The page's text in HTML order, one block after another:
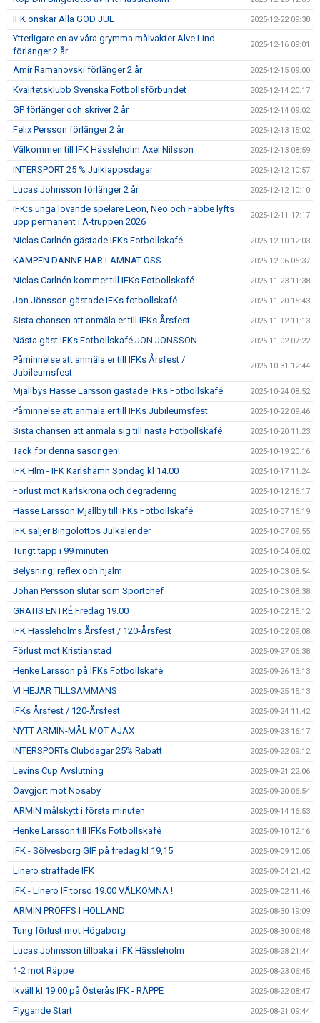
IFK önskar Alla GOD JUL 2025-12-22 09:38
Ytterligare en av våra grymma målvakter Alve Lind
förlänger 2 år
2025-12-16 09:01
Amir Ramanovski förlänger 2 år 2025-12-15 09:00
Kvalitetsklubb Svenska Fotbollsförbundet 2025-12-14 20:17
GP förlänger och skriver 2 år 2025-12-14 09:02
Felix Persson förlänger 2 år 2025-12-13 15:02
Välkommen till IFK Hässleholm Axel Nilsson 2025-12-13 08:59
INTERSPORT 25 % Julklappsdagar 2025-12-12 10:57
Lucas Johnsson förlänger 2 år 2025-12-12 10:10
IFK:s unga lovande spelare Leon, Neo och Fabbe lyfts
upp permanent i A-truppen 2026
2025-12-11 17:17
Niclas Carlnén gästade IFKs Fotbollskafé 2025-12-10 12:03
KÄMPEN DANNE HAR LÄMNAT OSS 2025-12-06 05:37
Niclas Carlnén kommer till IFKs Fotbollskafé 2025-11-23 11:38
Jon Jönsson gästade IFKs fotbollskafé 2025-11-20 15:43
Sista chansen att anmäla er till IFKs Årsfest 2025-11-12 11:13
Nästa gäst IFKs Fotbollskafé JON JÖNSSON 2025-11-02 07:22
Påminnelse att anmäla er till IFKs Årsfest /
Jubileumsfest
2025-10-31 12:44
Mjällbys Hasse Larsson gästade IFKs Fotbollskafé 2025-10-24 08:52
Påminnelse att anmäla er till IFKs Jubileumsfest 2025-10-22 09:46
Sista chansen att anmäla sig till nästa Fotbollskafé 2025-10-20 11:23
Tack för denna säsongen! 2025-10-19 20:16
IFK Hlm - IFK Karlshamn Söndag kl 14.00 2025-10-17 11:24
Förlust mot Karlskrona och degradering 2025-10-12 16:17
Hasse Larsson Mjällby till IFKs Fotbollskafé 2025-10-07 16:19
IFK säljer Bingolottos Julkalender 2025-10-07 09:55
Tungt tapp i 99 minuten 2025-10-04 08:02
Belysning, reflex och hjälm 2025-10-03 08:54
Johan Persson slutar som Sportchef 2025-10-03 08:38
GRATIS ENTRÉ Fredag 19.00 2025-10-02 15:12
IFK Hässleholms Årsfest / 120-Årsfest 2025-10-02 09:08
Förlust mot Kristianstad 2025-09-27 06:38
Henke Larsson på IFKs Fotbollskafé 2025-09-26 13:13
VI HEJAR TILLSAMMANS 2025-09-25 15:13
IFKs Årsfest / 120-Årsfest 2025-09-24 11:42
NYTT ARMIN-MÅL MOT AJAX 2025-09-23 16:17
INTERSPORTs Clubdagar 25% Rabatt 2025-09-22 09:12
Levins Cup Avslutning 2025-09-21 22:06
Oavgjort mot Nosaby 2025-09-20 06:54
ARMIN målskytt i första minuten 2025-09-14 16:53
Henke Larsson till IFKs Fotbollskafé 2025-09-10 12:16
IFK - Sölvesborg GIF på fredag kl 19,15 2025-09-09 10:05
Linero straffade IFK 2025-09-04 21:42
IFK - Linero IF torsd 19.00 VÄLKOMNA ! 2025-09-02 11:46
ARMIN PROFFS I HOLLAND 2025-08-30 19:09
Tung förlust mot Högaborg 2025-08-30 06:48
Lucas Johnsson tillbaka i IFK Hässleholm 2025-08-28 21:44
1-2 mot Räppe 2025-08-23 06:45
Ikväll kl 19.00 på Österås IFK - RÄPPE 2025-08-22 08:47
Flygande Start 2025-08-21 09:44